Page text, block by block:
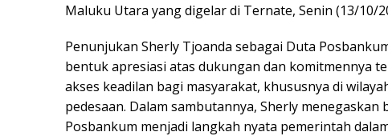
Maluku Utara yang digelar di Ternate, Senin (13/10/
Penunjukan Sherly Tjoanda sebagai Duta
bentuk apresiasi atas dukungan dan komitmennya
akses keadilan bagi masyarakat, khususnya di
pedesaan. Dalam sambutannya, Sherly menegaskan
Posbankum menjadi langkah nyata pemerintah